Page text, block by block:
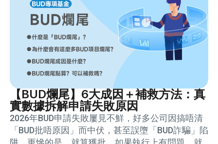
【BUD爛尾】6大成因＋補救方法：真
實數據拆解申請失敗原因
2026年BUD申請失敗屢見不鮮，好多公司因搞唔清
「BUD批唔原因」而中伏，甚至誤墮「BUD詐騙」陷